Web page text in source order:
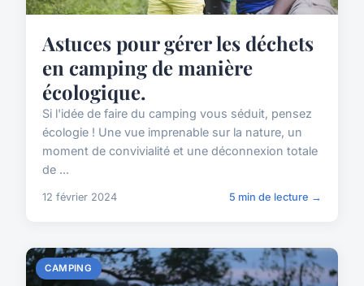
Astuces pour gérer les déchets
en camping de manière
écologique.
Si l'idée de faire du camping vous séduit, pensez
écologie ! Une vue imprenable sur la nature, un
moment de convivialité et une déconnexion totale
de ...
12 février 2024 5 min de lecture →
CAMPING